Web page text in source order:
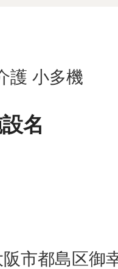
護 小多機
名
市都島区御